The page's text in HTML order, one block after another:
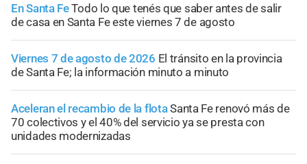
En Santa FeTodo lo que tenés que saber antes de salir
de casa en Santa Fe este viernes 7 de agosto
Viernes 7 de agosto de 2026 El tránsito en la provincia
de Santa Fe; la información minuto a minuto
Aceleran el recambio de la flotaSanta Fe renovó más de
70 colectivos y el 40% del servicio ya se presta con
unidades modernizadas